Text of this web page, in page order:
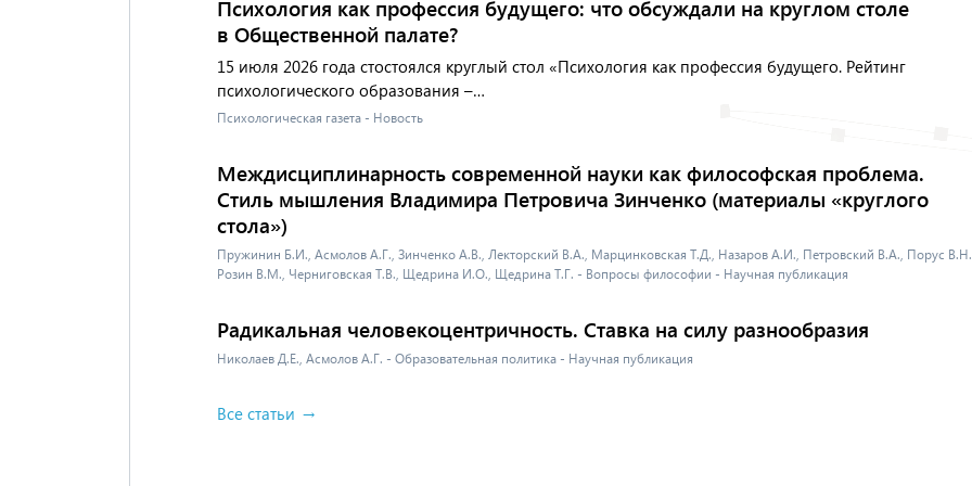
Психология как профессия будущего: что обсуждали на круглом столе
в Общественной палате?
15 июля 2026 года стостоялся круглый стол «Психология как профессия будущего. Рейтинг
психологического образования –…
Психологическая газета - Новость
Междисциплинарность современной науки как философская проблема.
Стиль мышления Владимира Петровича Зинченко (материалы «круглого
стола»)
Пружинин Б.И., Асмолов А.Г., Зинченко А.В., Лекторский В.А., Марцинковская Т.Д., Назаров А.И., Петровский В.А., Порус
Розин В.М., Черниговская Т.В., Щедрина И.О., Щедрина Т.Г. - Вопросы философии - Научная публикация
Радикальная человекоцентричность. Ставка на силу разнообразия
Николаев Д.Е., Асмолов А.Г. - Образовательная политика - Научная публикация
Все статьи